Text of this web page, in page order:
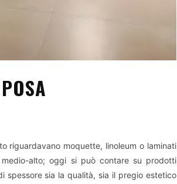
riguardavano moquette, linoleum o laminati
alto; oggi si può contare su prodotti
spessore sia la qualità, sia il pregio estetico